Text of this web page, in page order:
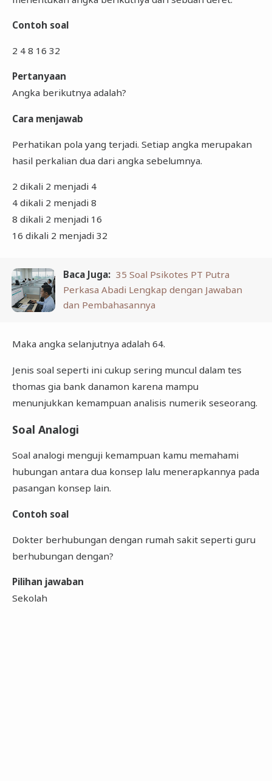
Contoh soal
2 4 8 16 32
Pertanyaan
Angka berikutnya adalah?
Cara menjawab
Perhatikan pola yang terjadi. Setiap angka merupakan
hasil perkalian dua dari angka sebelumnya.
2 dikali 2 menjadi 4
4 dikali 2 menjadi 8
8 dikali 2 menjadi 16
16 dikali 2 menjadi 32
Baca Juga: 35 Soal Psikotes PT Putra
Perkasa Abadi Lengkap dengan Jawaban
dan Pembahasannya
Maka angka selanjutnya adalah 64.
Jenis soal seperti ini cukup sering muncul dalam tes
thomas gia bank danamon karena mampu
menunjukkan kemampuan analisis numerik seseorang.
Soal Analogi
Soal analogi menguji kemampuan kamu memahami
hubungan antara dua konsep lalu menerapkannya pada
pasangan konsep lain.
Contoh soal
Dokter berhubungan dengan rumah sakit seperti guru
berhubungan dengan?
Pilihan jawaban
Sekolah